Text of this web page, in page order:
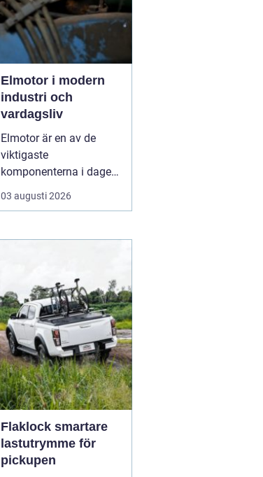
material, utförande05
augusti 2026
Elmotor i modern
industri och
vardagsliv
Elmotor är en av de
viktigaste
komponenterna i dagens
samhälle, från små
hushållsapparater till
En väl vald och rättskött
03 augusti 2026
Flaklock smartare
lastutrymme för
pickupen